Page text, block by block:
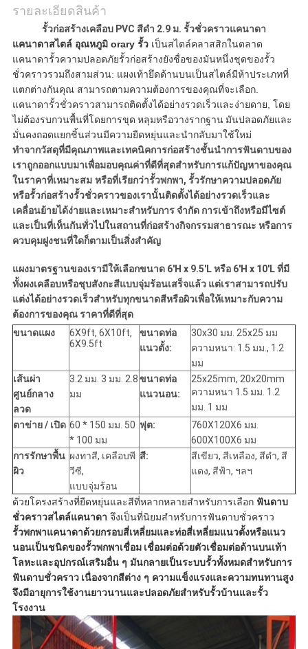
รายละเอียดสินค้า
รั้วก่อสร้างเคลือบ PVC สีดำ 2.9 ม. รั้วชั่วคราวแคนาดา
แคนาดาสไตล์ อุณหภูมิ orary รั้วเป็นสไตล์คลาสสิกในตลาด
แคนาดารั้วความปลอดภัยรั้วก่อสร้างยังชื่อของมันหนึ่งชุดของรั้ว
ชั่วคราวรวมถึงสามส่วน: แผงเท้ายึดด้านบนเป็นสไตล์มีห้าประเภทที่
แตกต่างกันคุณ สามารถตามความต้องการของคุณที่จะเลือก.
แคนาดารั้วชั่วคราวสามารถติดตั้งได้อย่างรวดเร็วและง่ายดาย, โดย
ไม่ต้องรบกวนพื้นที่โดยการขุด หลุมหรือวางรากฐาน มันปลอดภัยและ
มั่นคงถอดแยกชิ้นส่วนมีความยืดหยุ่นและนำกลับมาใช้ใหม่
ทำจากวัสดุที่มีคุณภาพและเทคนิคการก่อสร้างชั้นนำการฟันดาบของ
เราถูกออกแบบมาเพื่อมอบคุณค่าที่ดีที่สุดสำหรับการแก้ปัญหาของคุณ
ในราคาที่เหมาะสม หรือที่เรียกว่ารั้วพกพา, รั้วรักษาความปลอดภัย
หรือรั้วก่อสร้างรั้วชั่วคราวของเรานั้นติดตั้งได้อย่างรวดเร็วและ
เคลื่อนย้ายได้ง่ายและเหมาะสำหรับการ จำกัด การเข้าถึงหรือมีไซต์
และเป็นที่เห็นกันทั่วไปในสถานที่ก่อสร้างกิจกรรมสาธารณะ หรือการ
ควบคุมฝูงชนที่ใดก็ตามเป็นสิ่งสำคัญ
แผงมาตรฐานของเรามีให้เลือกขนาด 6'H x 9.5'L หรือ 6'H x 10'L ที่มี
ทั้งผงเคลือบหรือชุบสังกะสีแบบจุ่มร้อนเสร็จแล้ว แต่เราสามารถปรับ
แต่งได้อย่างรวดเร็วสำหรับทุกขนาดสีหรือผิวเพื่อให้เหมาะกับความ
ต้องการของคุณ ราคาที่ดีที่สุด
ขนาดแผง
6X9ft, 6X10ft,
6X9.5ft
ขนาดท่อ
แนวตั้ง:
30x30 มม. 25x25 มม
ความหนา: 1.5 มม., 1.2
มม
เส้นผ่า
ศูนย์กลาง
ลวด
3.2 มม. 3 มม. 2.8
มม
ขนาดท่อ
แนวนอน:
25x25mm, 20x20mm
ความหนา 1.5 มม. 1.2
มม. 1 มม
ตาข่าย / เปิด 60 * 150 มม. 50
* 100 มม
ฟุต:
760X120X6 มม.
600X100X6 มม
การรักษาพื้น
ผิว
ผงทาสี, เคลือบพี
วีซี,
แบบจุ่มร้อน
สี:
สีเขียว, สีเหลือง, สีดำ, สี
แดง, สีฟ้า, ฯลฯ
ด้วยโครงสร้างที่ยืดหยุ่นและสีที่หลากหลายสำหรับการเลือก ฟันดาบ
ชั่วคราวสไตล์แคนาดา จึงเป็นที่นิยมสำหรับการฟันดาบชั่วคราว
รั้วพกพาแคนาดาด้วยกรอบสี่เหลี่ยมและท่อสี่เหลี่ยมแนวตั้งหรือแนว
นอนเป็นชนิดของรั้วพกพาเชื่อม เชื่อมต่อด้วยตัวเชื่อมต่อด้านบนเท้า
โลหะและอุปกรณ์เสริมอื่น ๆ มันกลายเป็นระบบรั้วทั้งหมดสำหรับการ
ฟันดาบชั่วคราว เนื่องจากสีต่าง ๆ ความแข็งแรงและความทนทานสูง
จึงมีอายุการใช้งานยาวนานและปลอดภัยสำหรับรั้วบ้านและรั้ว
โรงงาน